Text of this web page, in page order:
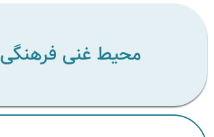
محیط غنی فرهنگی